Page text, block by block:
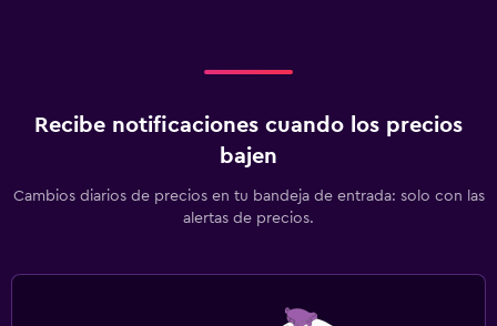
Recibe notificaciones cuando los precios
bajen
Cambios diarios de precios en tu bandeja de entrada: solo con las
alertas de precios.